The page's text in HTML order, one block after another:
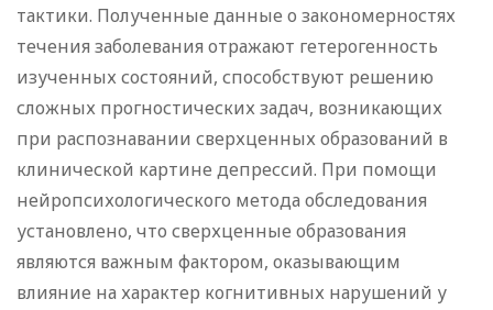
тактики. Полученные данные о закономерностях
течения заболевания отражают гетерогенность
изученных состояний, способствуют решению
сложных прогностических задач, возникающих
при распознавании сверхценных образований в
клинической картине депрессий. При помощи
нейропсихологического метода обследования
установлено, что сверхценные образования
являются важным фактором, оказывающим
влияние на характер когнитивных нарушений у